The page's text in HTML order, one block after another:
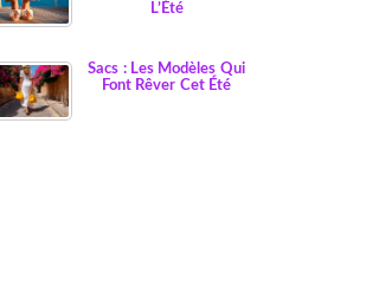
L’Été
Sacs : Les Modèles Qui
Font Rêver Cet Été